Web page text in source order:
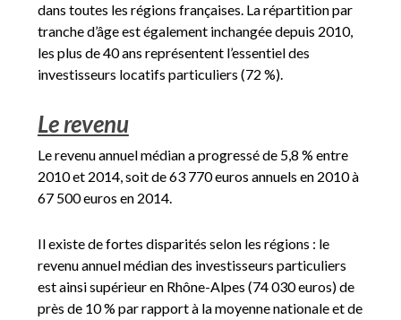
dans toutes les régions françaises. La répartition par
tranche d’âge est également inchangée depuis 2010,
les plus de 40 ans représentent l’essentiel des
investisseurs locatifs particuliers (72 %).
Le revenu
Le revenu annuel médian a progressé de 5,8 % entre
2010 et 2014, soit de 63 770 euros annuels en 2010 à
67 500 euros en 2014.
Il existe de fortes disparités selon les régions : le
revenu annuel médian des investisseurs particuliers
est ainsi supérieur en Rhône-Alpes (74 030 euros) de
près de 10 % par rapport à la moyenne nationale et de